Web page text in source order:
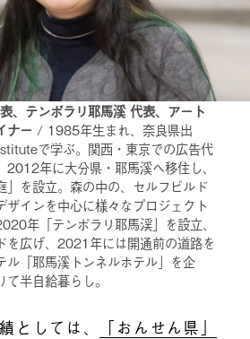
、テンポラリ耶馬溪 代表、アート
ナー / 1985年生まれ、奈良県出
で学ぶ。関西・東京での広告代
年に大分県・耶馬溪へ移住し、
」を設立。森の中の、セルフビルド
ザインを中心に様々なプロジェクト
年「テンポラリ耶馬渓」を設立、
を広げ、2021年には開通前の道路を
ル「耶馬溪トンネルホテル」を企
半自給暮らし。
としては、
「おんせん県」